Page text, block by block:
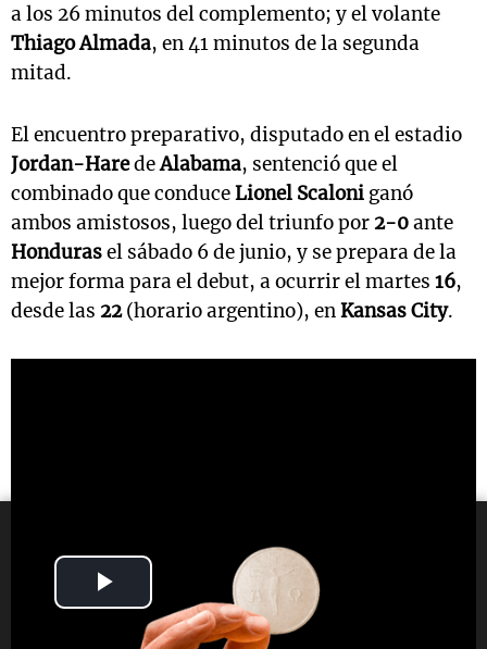
Video
a los 26 minutos del complemento; y el volante
Thiago Almada, en 41 minutos de la segunda
mitad.
El encuentro preparativo, disputado en el estadio
Jordan-HaredeAlabama, sentenció que el
combinado que conduceLionel Scaloni ganó
ambos amistosos, luego del triunfo por 2-0ante
Hondurasel sábado 6 de junio, y se prepara de la
mejor forma para el debut, a ocurrir el martes 16,
desde las 22(horario argentino), enKansas City.